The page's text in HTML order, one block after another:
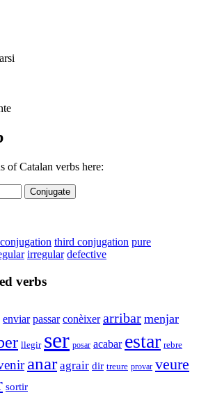
of Catalan verbs here:
Conjugate
third conjugation pure
irregular defective
verbs
enviar passar conèixer arribar menjar
llegir ser posar acabar estar rebre
anar agrair dir treure provar veure
sortir